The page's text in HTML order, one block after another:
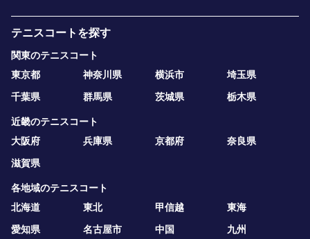
テニスコートを探す
関東のテニスコート
東京都
神奈川県 横浜市
埼玉県
千葉県
群馬県 茨城県 栃木県
近畿のテニスコート
大阪府
兵庫県 京都府
奈良県
滋賀県
各地域のテニスコート
北海道
東北 甲信越
東海
愛知県
名古屋市 中国 九州